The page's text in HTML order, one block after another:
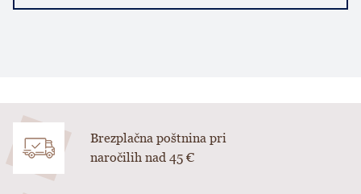
Brezplačna poštnina pri
naročilih nad 45 €